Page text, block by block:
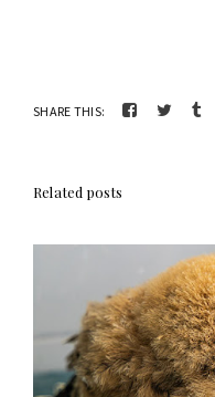
SHARE THIS:
Related posts